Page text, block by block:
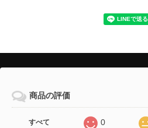
商品の評価
すべて 0